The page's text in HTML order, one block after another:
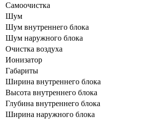
Самоочистка
Шум
Шум внутреннего блока
Шум наружного блока
Очистка воздуха
Ионизатор
Габариты
Ширина внутреннего блока
Высота внутреннего блока
Глубина внутреннего блока
Ширина наружного блока